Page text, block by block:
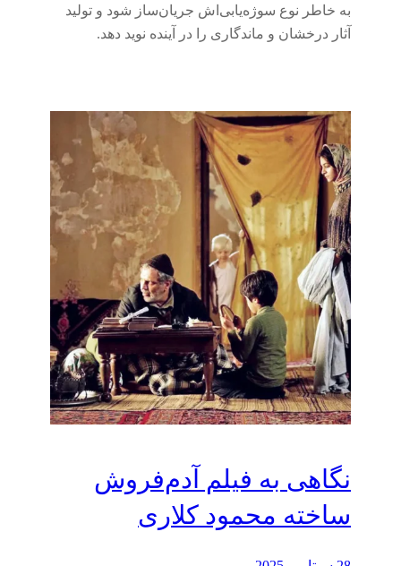
به خاطر نوع سوژه‌یابی‌اش جریان‌ساز شود و تولید
آثار درخشان و ماندگاری را در آینده نوید دهد.
نگاهی به فیلم آدم‌فروش
ساخته محمود کلاری